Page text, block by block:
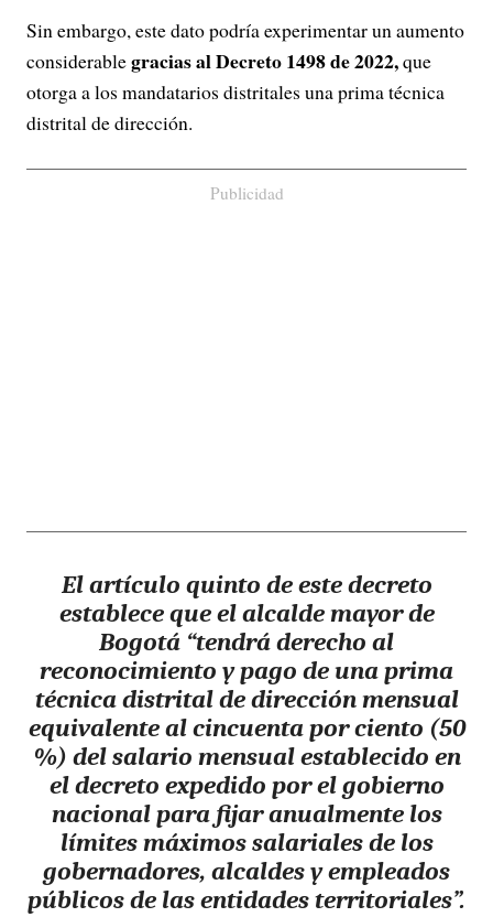
Sin embargo, este dato podría experimentar un aumento
considerablegracias al Decreto 1498 de 2022,que
otorga a los mandatarios distritales una prima técnica
distrital de dirección.
Publicidad
El artículo quinto de este decreto
establece que el alcalde mayor de
Bogotá “tendrá derecho al
reconocimiento y pago de una prima
técnica distrital de dirección mensual
equivalente al cincuenta por ciento (50
%) del salario mensual establecido en
el decreto expedido por el gobierno
nacional para fijar anualmente los
límites máximos salariales de los
gobernadores, alcaldes y empleados
públicos de las entidades territoriales”.